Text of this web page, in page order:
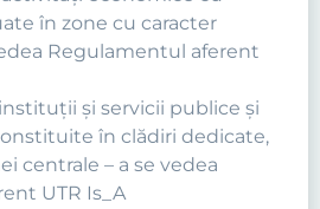
în zone cu caracter
Regulamentul aferent
şi servicii publice şi
în clădiri dedicate,
centrale – a se vedea
UTR Is_A